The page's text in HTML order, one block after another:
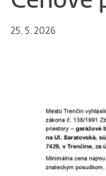
25. 5. 2026